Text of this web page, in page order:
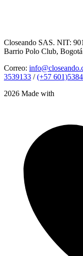
Closeando SAS. NIT:
Barrio Polo Club,
Correo:
3539133 /(+57
2026 Made with